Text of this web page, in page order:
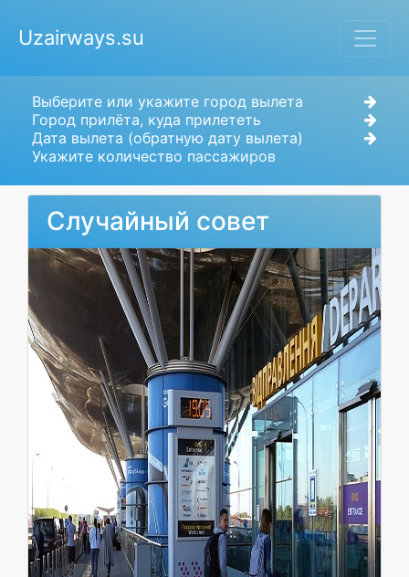
Uzairways.su
Выберите или укажите город вылета
Город прилёта, куда прилететь
Дата вылета (обратную дату вылета)
Укажите количество пассажиров
Случайный совет